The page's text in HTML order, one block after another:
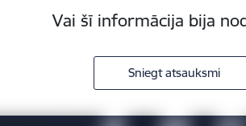
Vai šī informācija bija
Sniegt atsauksmi